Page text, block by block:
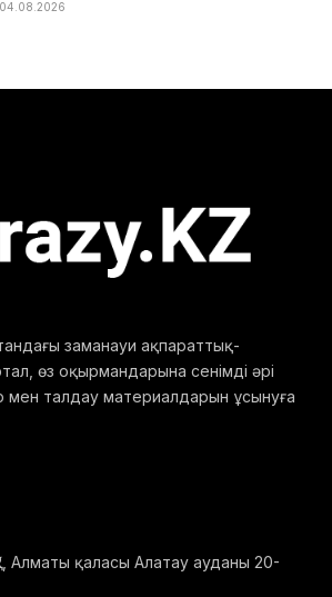
04.08.2026
заманауи ақпараттық-
өз оқырмандарына сенімді әрі
мен талдау материалдарын ұсынуға
Алматы қаласы Алатау ауданы 20-